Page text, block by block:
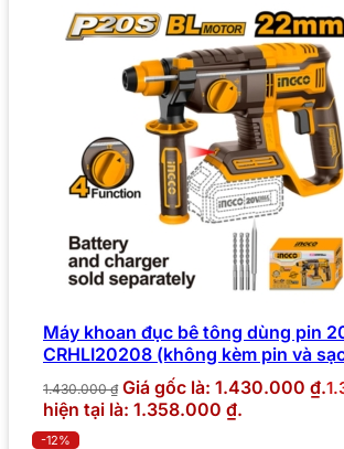
Máy khoan đục bê tông dùng pin
CRHLI20208 (không kèm pin và
1.430.000₫ Giá gốc là: 1.430.000 ₫.
hiện tại là: 1.358.000 ₫.
-12%